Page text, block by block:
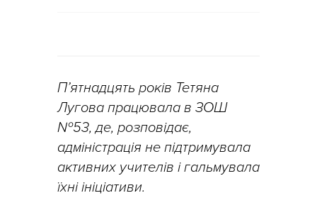
П’ятнадцять років Тетяна
Лугова працювала в ЗОШ
№53, де, розповідає,
адміністрація не підтримувала
активних учителів і гальмувала
їхні ініціативи.